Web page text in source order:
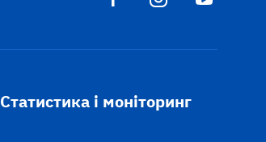
Статистика і моніторинг